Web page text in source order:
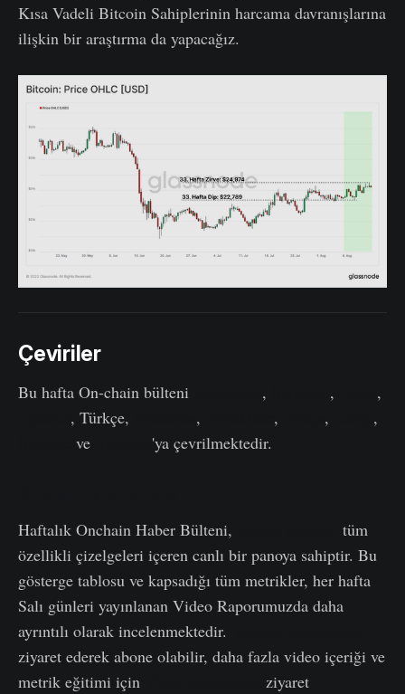
Kısa Vadeli Bitcoin Sahiplerinin harcama davranışlarına
ilişkin bir araştırma da yapacağız.
Çeviriler
Bu hafta On-chain bülteni , ,
,
, Türkçe, , , ,
,
ve 'ya çevrilmektedir.
Haftalık Onchain Haber Bülteni,
tüm
özellikli çizelgeleri içeren canlı bir panoya sahiptir. Bu
gösterge tablosu ve kapsadığı tüm metrikler, her hafta
Salı günleri yayınlanan Video Raporumuzda daha
ayrıntılı olarak incelenmektedir.
ziyaret ederek abone olabilir, daha fazla video içeriği ve
metrik eğitimi için
ziyaret